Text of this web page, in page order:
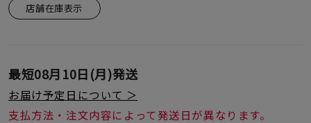
店舗在庫表示
最短08月10日(月)発送
お届け予定日について ＞
支払方法・注文内容によって発送日が異なります。